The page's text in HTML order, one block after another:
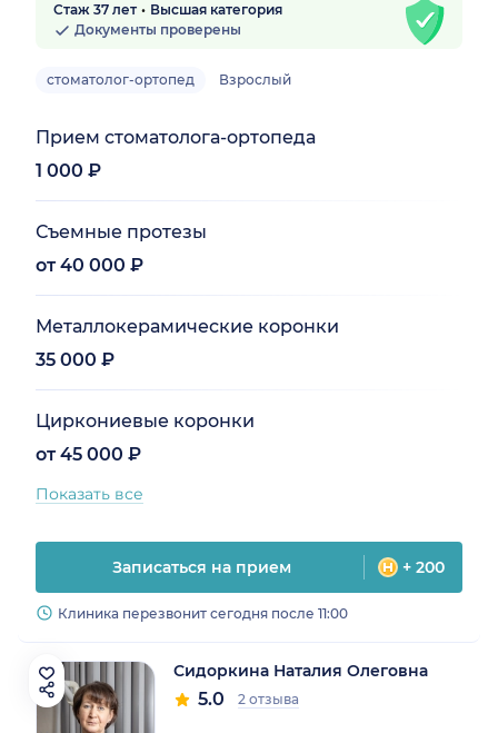
Стаж 37 лет
Высшая категория
Документы проверены
стоматолог-ортопед Взрослый
Прием стоматолога-ортопеда
1 000 ₽
Съемные протезы
от 40 000 ₽
Металлокерамические коронки
35 000 ₽
Циркониевые коронки
от 45 000 ₽
Показать все
Записаться на прием + 200
Клиника перезвонит сегодня после 11:00
Сидоркина Наталия Олеговна
5.0 2 отзыва